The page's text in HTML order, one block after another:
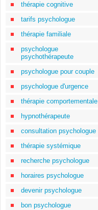
thérapie cognitive
tarifs psychologue
thérapie familiale
psychologue
psychothérapeute
psychologue pour couple
psychologue d'urgence
thérapie comportementale
hypnothérapeute
consultation psychologue
thérapie systémique
recherche psychologue
horaires psychologue
devenir psychologue
bon psychologue